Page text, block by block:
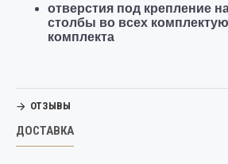
отверстия под крепление
столбы во всех
комплекта
ОТЗЫВЫ
ДОСТАВКА